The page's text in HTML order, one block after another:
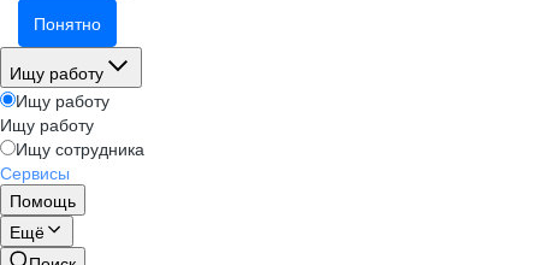
Понятно
Ищу работу
Ищу работу
Ищу работу
Ищу сотрудника
Сервисы
Помощь
Ещё